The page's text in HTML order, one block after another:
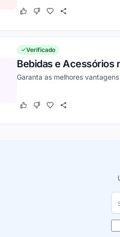
Este cupom funcionou
Este cupom não funcionou
Verificado
Bebidas e Acessórios
Garanta as melhores
Este cupom funcionou
Este cupom não funcionou